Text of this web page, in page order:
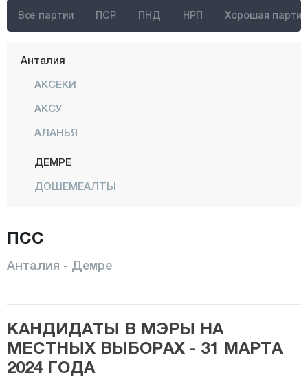
Все партии ПСР ПНД НРП Хорошая партия
Амасья
Анталия
АКСЕКИ
АКСУ
АЛАНЬЯ
ДЕМРЕ
ДОШЕМЕАЛТЫ
ФИНИКЕ
ГАЗИПАША
ИБРАДИ
КАШ
КЕМЕР
ПСС
Анталия - Демре
КАНДИДАТЫ В МЭРЫ НА
МЕСТНЫХ ВЫБОРАХ - 31 МАРТА
2024 ГОДА